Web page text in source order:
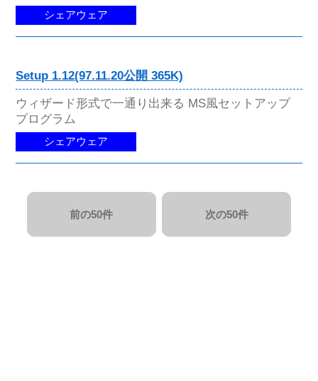
シェアウェア
Setup 1.12(97.11.20公開 365K)
ウィザード形式で一通り出来る MS風セットアップ
プログラム
シェアウェア
前の50件 次の50件